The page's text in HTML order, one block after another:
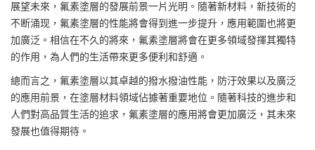
展望未來，氟素塗層的發展前景一片光明。隨著新材料，新技術的
不断涌现，氟素塗層的性能將會得到進一步提升，應用範圍也將更
加廣泛。相信在不久的將來，氟素塗層將會在更多領域發揮其獨特
的作用，為人們的生活帶來更多便利和舒適。
總而言之，氟素塗層以其卓越的撥水撥油性能，防汙效果以及廣泛
的應用前景，在塗層材料領域佔據著重要地位。隨著科技的進步和
人們對高品質生活的追求，氟素塗層的應用將會更加廣泛，其未來
發展也值得期待。